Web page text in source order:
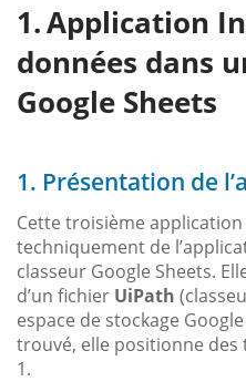
Application
données dans
Google Sheets
1. Présentation de
Cette troisième
techniquement de
classeur Google Sheets.
d’un fichier UiPath
espace de stockage
trouvé, elle positionne des
1.